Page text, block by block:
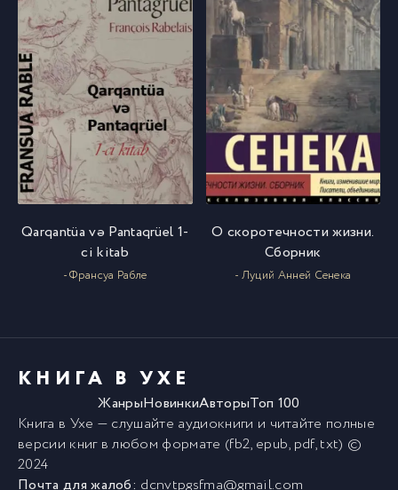
Qarqantüa və Pantaqrüel 1-
ci kitab
- Франсуа Рабле
О скоротечности жизни.
Сборник
- Луций Анней Сенека
КНИГА В УХЕ
ЖанрыНовинкиАвторыТоп 100
Книга в Ухе — слушайте аудиокниги и читайте полные
версии книгв любом формате (fb2, epub, pdf, txt) ©
2024
Почта для жалоб: dcnvtpgsfma@gmail.com